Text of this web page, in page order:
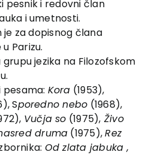
pesnik i redovni član
i umetnosti.
je za dopisnog člana
Parizu.
jezika na Filozofskom
pesama: Kora (1953),
Sporedno nebo (1968),
Vučja so (1975), Živo
druma (1975),Rez
Od zlata jabuka ,